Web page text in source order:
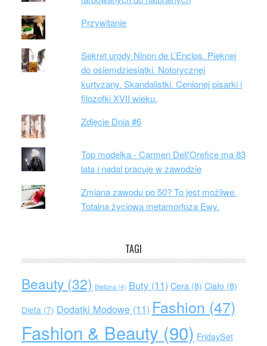
Przywitanie
Sekret urody Ninon de L’Enclos. Pięknej
do osiemdziesiątki. Notorycznej
kurtyzany. Skandalistki. Cenionej pisarki i
filozofki XVII wieku.
Zdjęcie Dnia #6
Top modelka - Carmen Dell'Orefice ma 83
lata i nadal pracuje w zawodzie
Zmiana zawodu po 50? To jest możliwe.
Totalna życiowa metamorfoza Ewy.
TAGI
Beauty(32) Bielizna(4) Buty(11) Cera(8) Ciało(8)
Dieta(7) Dodatki Modowe(11) Fashion (47)
Fashion & Beauty (90) FridaySet